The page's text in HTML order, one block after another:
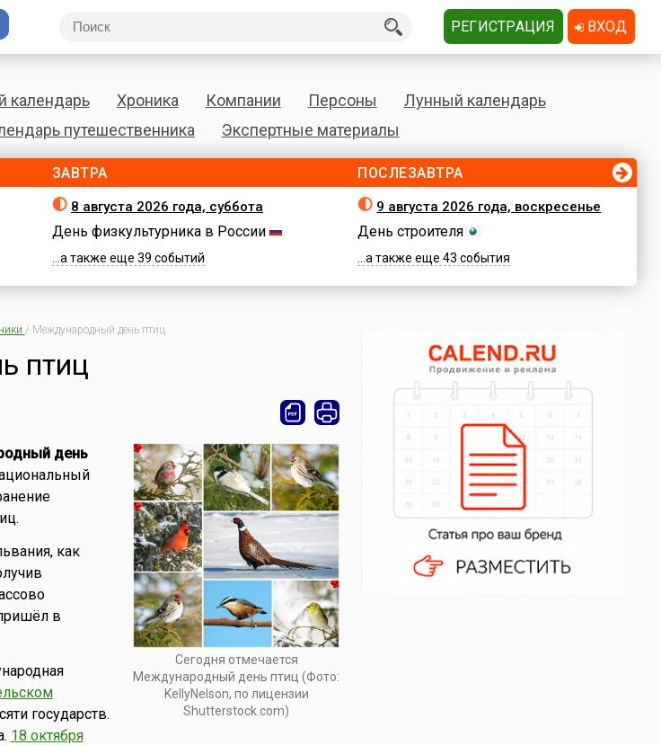
календарь Хроника Компании Персоны
Лунный календарь
путешественника Экспертные материалы
ЗАВТРА
8 августа 2026 года, суббота
День физкультурника в России
...а также еще 39 событий
ПОСЛЕЗАВТРА
9 августа 2026 года, воскресенье
День строителя
...а также еще 43 события
/ Международный день птиц
птиц
Сегодня отмечается
Международный день птиц (Фото:
KellyNelson, по лицензии
Shutterstock.com)
день
как
в
государств.
18 октября
РЕГИСТРАЦИЯ ВХОД